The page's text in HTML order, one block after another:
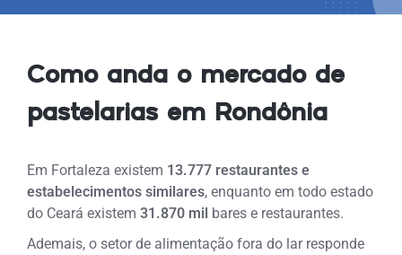
Como anda o mercado de
pastelarias em Rondônia
Em Fortaleza existem 13.777 restaurantes e
estabelecimentos similares, enquanto em todo estado
do Ceará existem31.870 mil bares e restaurantes.
Ademais, o setor de alimentação fora do lar responde